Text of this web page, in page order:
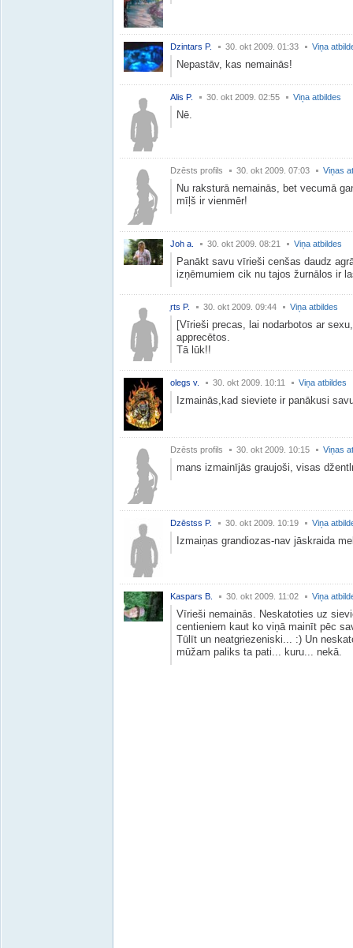
Dzintars P. 30. okt 2009. 01:33 Viņa
Nepastāv, kas nemainās!
Alis P. 30. okt 2009. 02:55 Viņa atbildes
Nē.
Dzēsts profils 30. okt 2009. 07:03 Viņas
Nu raksturā nemainās, bet vecumā
mīļš ir vienmēr!
Joh a. 30. okt 2009. 08:21 Viņa atbildes
Panākt savu vīrieši cenšas daudz
izņēmumiem cik nu tajos žurnālos ir
̩rts P. 30. okt 2009. 09:44 Viņa atbildes
[Vīrieši precas, lai nodarbotos ar
apprecētos.
Tā lūk!!
olegs v. 30. okt 2009. 10:11 Viņa atbildes
Izmainās,kad sieviete ir panākusi
Dzēsts profils 30. okt 2009. 10:15 Viņas
mans izmainījās graujoši, visas
Dzēstss P. 30. okt 2009. 10:19 Viņa
Izmaiņas grandiozas-nav jāskraida
Kaspars B. 30. okt 2009. 11:02 Viņa
Vīrieši nemainās. Neskatoties uz
centieniem kaut ko viņā mainīt pēc
Tūlīt un neatgriezeniski... :) Un
mūžam paliks ta pati... kuru... nekā.